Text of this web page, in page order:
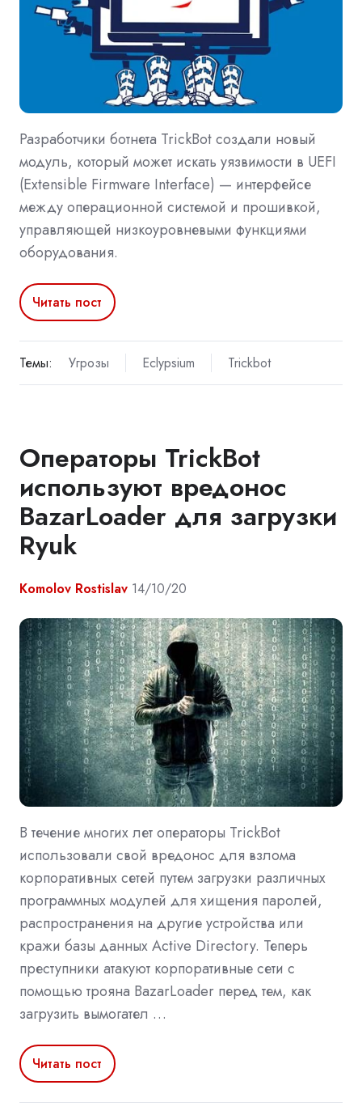
Разработчики ботнета TrickBot создали новый
модуль, который может искать уязвимости в UEFI
(Extensible Firmware Interface) — интерфейсе
между операционной системой и прошивкой,
управляющей низкоуровневыми функциями
оборудования.
Читать пост
Темы: Угрозы Eclypsium Trickbot
Операторы TrickBot
используют вредонос
BazarLoader для загрузки
Ryuk
Komolov Rostislav 14/10/20
В течение многих лет операторы TrickBot
использовали свой вредонос для взлома
корпоративных сетей путем загрузки различных
программных модулей для хищения паролей,
распространения на другие устройства или
кражи базы данных Active Directory. Теперь
преступники атакуют корпоративные сети с
помощью трояна BazarLoader перед тем, как
загрузить вымогател …
Читать пост